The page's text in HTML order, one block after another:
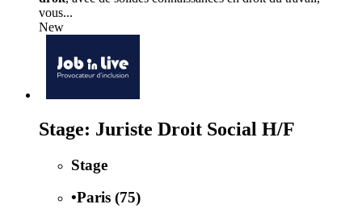
vous...
New
Stage: Juriste Droit Social H/F
Stage
•Paris (75)